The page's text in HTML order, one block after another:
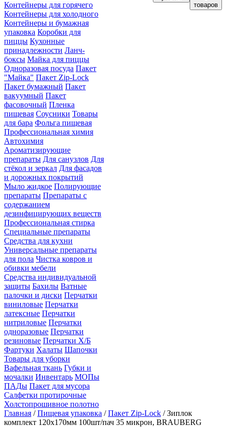
Контейнеры для горячего
Контейнеры для холодного
Контейнеры и бумажная
упаковка Коробки для
пиццы Кухонные
принадлежности Ланч-
боксы Майка для пиццы
Одноразовая посуда Пакет
"Майка" Пакет Zip-Lock
Пакет бумажный Пакет
вакуумный Пакет
фасовочный Пленка
пищевая Соусники Товары
для бара Фольга пищевая
Профессиональная химия
Автохимия
Ароматизирующие
препараты Для санузлов Для
стёкол и зеркал Для фасадов
и дорожных покрытий
Мыло жидкое Полирующие
препараты Препараты с
содержанием
дезинфицирующих веществ
Профессиональная стирка
Специальные препараты
Средства для кухни
Универсальные препараты
для пола Чистка ковров и
обивки мебели
Средства индивидуальной
защиты Бахилы Ватные
палочки и диски Перчатки
виниловые Перчатки
латексные Перчатки
нитриловые Перчатки
одноразовые Перчатки
резиновые Перчатки Х/Б
Фартуки Халаты Шапочки
Товары для уборки
Вафельная ткань Губки и
мочалки Инвентарь МОПы
ПАДы Пакет для мусора
Салфетки протирочные
Холстопрошивное полотно
товаров
Главная /Пищевая упаковка /Пакет Zip-Lock / Зиплок
комплект 120х170мм 100шт/пач 35 микрон, BRAUBERG